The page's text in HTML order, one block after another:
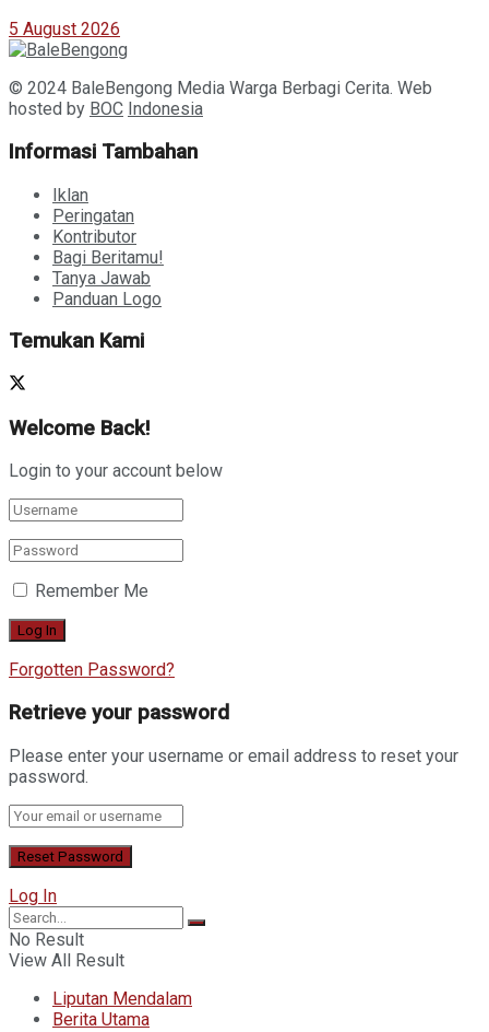
5 August 2026
© 2024 BaleBengong Media Warga Berbagi Cerita. Web
hosted by BOC Indonesia
Informasi Tambahan
Iklan
Peringatan
Kontributor
Bagi Beritamu!
Tanya Jawab
Panduan Logo
Temukan Kami
Welcome Back!
Login to your account below
Remember Me
Forgotten Password?
Retrieve your password
Please enter your username or email address to reset your
password.
Log In
No Result
View All Result
Liputan Mendalam
Berita Utama